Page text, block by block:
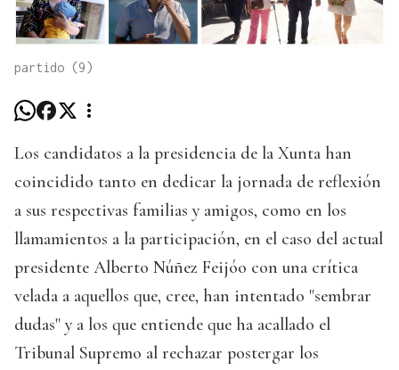
partido (9)
Los candidatos a la presidencia de la Xunta han
coincidido tanto en dedicar la jornada de reflexión
a sus respectivas familias y amigos, como en los
llamamientos a la participación, en el caso del actual
presidente Alberto Núñez Feijóo con una crítica
velada a aquellos que, cree, han intentado "sembrar
dudas" y a los que entiende que ha acallado el
Tribunal Supremo al rechazar postergar los